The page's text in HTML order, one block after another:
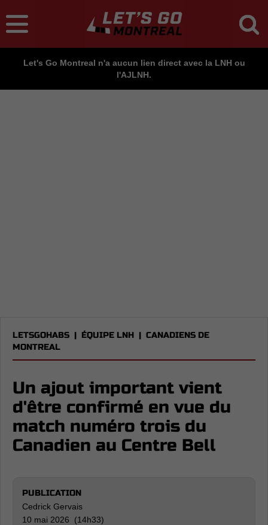
Let's Go Montreal n'a aucun lien direct avec la LNH ou
l'AJLNH.
LETSGOHABS | ÉQUIPE LNH | CANADIENS DE
MONTREAL
Un ajout important vient
d'être confirmé en vue du
match numéro trois du
Canadien au Centre Bell
PUBLICATION
Cedrick Gervais
10 mai 2026 (14h33)